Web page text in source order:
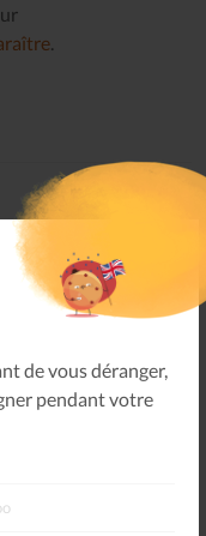
de vous déranger,
pendant votre
.